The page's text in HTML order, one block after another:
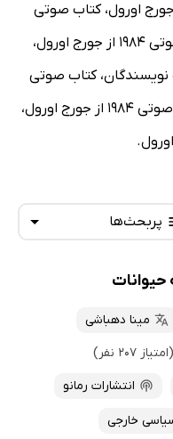
اورول، کتاب صوتی
دختر کشیش از جورج اورول، کتاب صوتی 1984 از جورج اورول،
نویسندگان، کتاب صوتی
مزرعه حیوانات از جورج اورول، کتاب صوتی 1984 از جورج اورول،
پربحث‌ها
داغ‌ترین‌ها
پرفروش‌ها
پربحث‌ها
ترین‌ها
مینا دهباشی
(امتیاز ۲۰۷ نفر)
انتشارات رمانو
خارجی